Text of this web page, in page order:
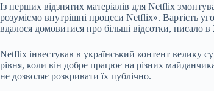
Із перших відзнятих матеріалів для Netflix
розуміємо внутрішні процеси Netflix». Вартість
вдалося домовитися про більші відсотки, писало
Netflix інвестував в український контент велику
рівня, коли він добре працює на різних
не дозволяє розкривати їх публічно.